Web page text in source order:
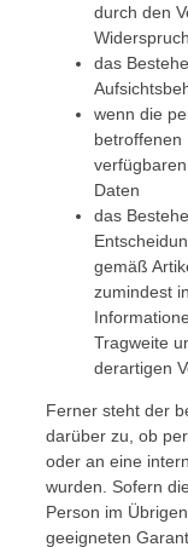
durch den
das
wenn die
betroffenen
Daten
das
gemäß
zumindest
Tragweite
derartigen
Ferner steht der
darüber zu, ob
oder an eine
wurden. Sofern
Person im
geeigneten